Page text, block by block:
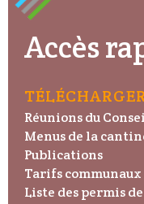
Accès
Réunions du
Menus de la
Publications
Tarifs communaux
Liste des permis